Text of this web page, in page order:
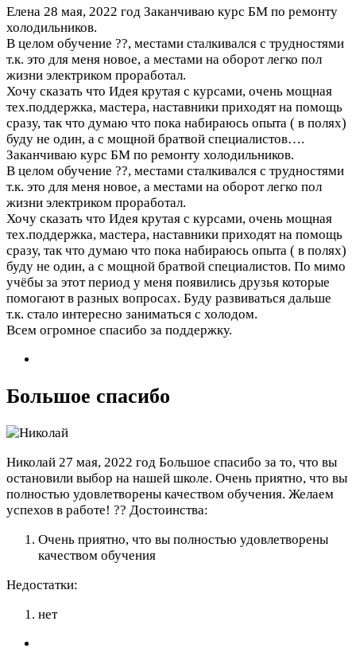
Елена 28 мая, 2022 год Заканчиваю курс БМ по ремонту
холодильников.
В целом обучение ??, местами сталкивался с трудностями
т.к. это для меня новое, а местами на оборот легко пол
жизни электриком проработал.
Хочу сказать что Идея крутая с курсами, очень мощная
тех.поддержка, мастера, наставники приходят на помощь
сразу, так что думаю что пока набираюсь опыта ( в полях)
буду не один, а с мощной братвой специалистов….
Заканчиваю курс БМ по ремонту холодильников.
В целом обучение ??, местами сталкивался с трудностями
т.к. это для меня новое, а местами на оборот легко пол
жизни электриком проработал.
Хочу сказать что Идея крутая с курсами, очень мощная
тех.поддержка, мастера, наставники приходят на помощь
сразу, так что думаю что пока набираюсь опыта ( в полях)
буду не один, а с мощной братвой специалистов. По мимо
учёбы за этот период у меня появились друзья которые
помогают в разных вопросах. Буду развиваться дальше
т.к. стало интересно заниматься с холодом.
Всем огромное спасибо за поддержку.
Большое спасибо
Николай 27 мая, 2022 год Большое спасибо за то, что вы
остановили выбор на нашей школе. Очень приятно, что вы
полностью удовлетворены качеством обучения. Желаем
успехов в работе! ?? Достоинства:
Очень приятно, что вы полностью удовлетворены
качеством обучения
Недостатки:
нет